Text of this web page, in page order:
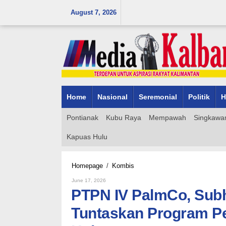
August 7, 2026
Home Nasional Seremonial Politik
Pontianak Kubu Raya Mempawah
Kapuas Hulu
Homepage / Kombis
Subholding
PTPN
III
(Persero)
June 17, 2026
PTPN IV PalmCo,
Tuntaskan Program